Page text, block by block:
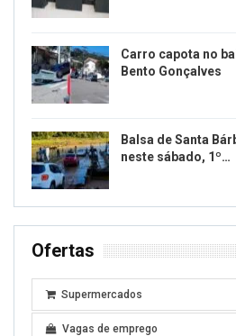
Carro capota no
Bento Gonçalves
Balsa de Santa
neste sábado, 1º…
Ofertas
Supermercados
Vagas de emprego